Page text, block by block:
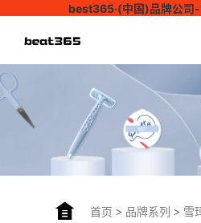
best365·(中国)品牌公司-
首页 > 品牌系列 > 雪